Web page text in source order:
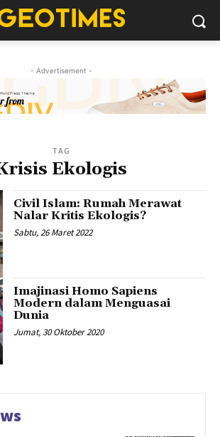
- Advertisement -
TAG
Ekologis
Civil Islam: Rumah Merawat
Nalar Kritis Ekologis?
Sabtu, 26 Maret 2022
Imajinasi Homo Sapiens
Modern dalam Menguasai
Dunia
Jumat, 30 Oktober 2020